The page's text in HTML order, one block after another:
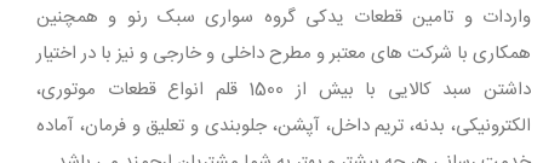
واردات و تامین قطعات یدکی گروه سواری سبک رنو و همچنین
همکاری با شرکت های معتبر و مطرح داخلی و خارجی و نیز با در اختیار
داشتن سبد کالایی با بیش از 1500 قلم انواع قطعات موتوری،
الکترونیکی، بدنه، تریم داخل، آپشن، جلوبندی و تعلیق و فرمان، آماده